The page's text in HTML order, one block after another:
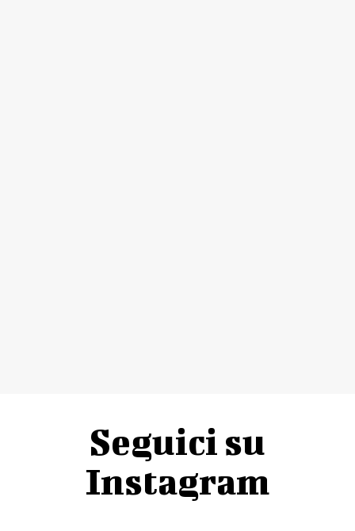
Seguici su
Instagram